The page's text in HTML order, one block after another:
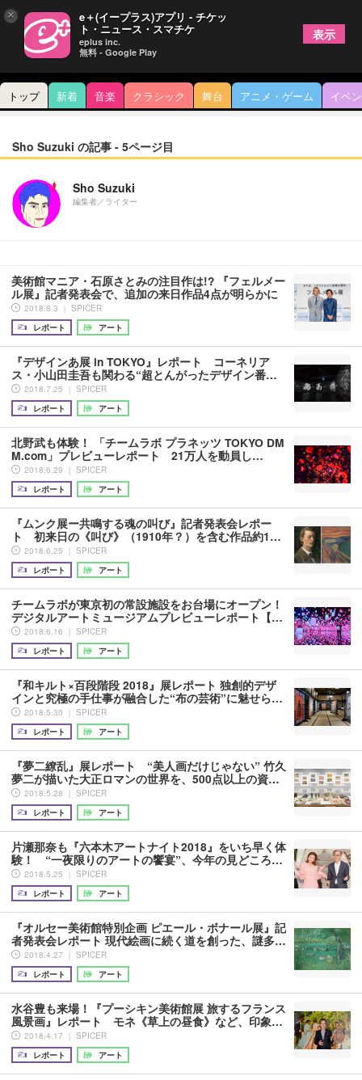
トップ 新着 音楽 クラシック 舞台 アニメ・ゲーム イベ
Sho Suzuki の記事 - 5ページ目
Sho Suzuki
編集者／ライター
美術館マニア・石原さとみの注目作は!? 『フェルメー
ル展』記者発表会で、追加の来日作品4点が明らかに
2018.8.3 ｜ SPICER
レポート
アート
『デザインあ展 in TOKYO』レポート コーネリア
ス・小山田圭吾も関わる“超とんがったデザイン番…
2018.7.25 ｜ SPICER
レポート
アート
北野武も体験！ 「チームラボ プラネッツ TOKYO DM
M.com」プレビューレポート 21万人を動員し…
2018.6.29 ｜ SPICER
レポート
アート
『ムンク展ー共鳴する魂の叫び』記者発表会レポー
ト 初来日の《叫び》（1910年？）を含む作品約1…
2018.6.25 ｜ SPICER
レポート
アート
チームラボが東京初の常設施設をお台場にオープン！
デジタルアートミュージアムプレビューレポート【…
2018.6.16 ｜ SPICER
レポート
アート
『和キルト×百段階段 2018』展レポート 独創的デザ
インと究極の手仕事が融合した“布の芸術”に魅せら…
2018.5.30 ｜ SPICER
レポート
アート
『夢二繚乱』展レポート “美人画だけじゃない” 竹久
夢二が描いた大正ロマンの世界を、500点以上の資…
2018.5.28 ｜ SPICER
レポート
アート
片瀬那奈も『六本木アートナイト2018』をいち早く体
験！ “一夜限りのアートの饗宴”、今年の見どころ…
2018.5.25 ｜ SPICER
レポート
アート
『オルセー美術館特別企画 ピエール・ボナール展』記
者発表会レポート 現代絵画に続く道を創った、謎多…
2018.4.27 ｜ SPICER
レポート
アート
水谷豊も来場！『プーシキン美術館展 旅するフランス
風景画』レポート モネ《草上の昼食》など、印象…
2018.4.17 ｜ SPICER
レポート
アート
× e＋(イープラス)アプリ - チケッ
ト・ニュース・スマチケ
eplus inc.
無料 - Google Play
表示